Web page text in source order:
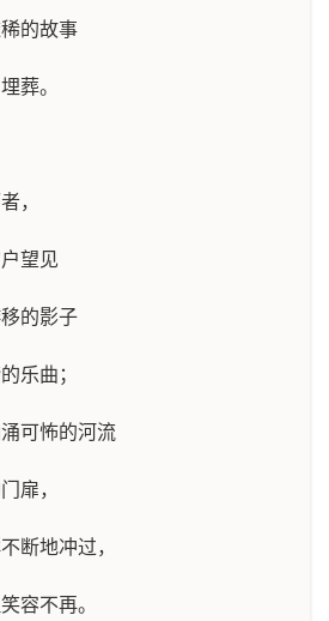
的故事
葬。
，
望见
的影子
乐曲；
可怖的河流
扉，
断地冲过，
容不再。